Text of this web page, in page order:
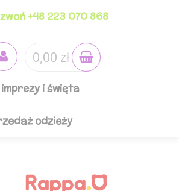
+48 223 070 868
0,00 zł
imprezy i święta
odzieży